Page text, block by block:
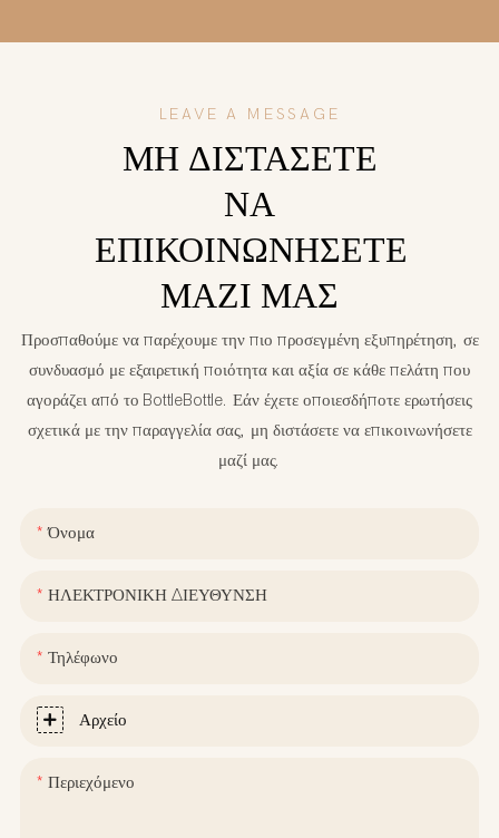
LEAVE A MESSAGE
ΜΗ ΔΙΣΤΆΣΕΤΕ
ΝΑ
ΕΠΙΚΟΙΝΩΝΉΣΕΤΕ
ΜΑΖΊ ΜΑΣ
Προσπαθούμε να παρέχουμε την πιο προσεγμένη εξυπηρέτηση, σε
συνδυασμό με εξαιρετική ποιότητα και αξία σε κάθε πελάτη που
αγοράζει από το BottleBottle. Εάν έχετε οποιεσδήποτε ερωτήσεις
σχετικά με την παραγγελία σας, μη διστάσετε να επικοινωνήσετε
μαζί μας.
Όνομα
ΗΛΕΚΤΡΟΝΙΚΗ ΔΙΕΥΘΥΝΣΗ
Τηλέφωνο
Αρχείο
Περιεχόμενο